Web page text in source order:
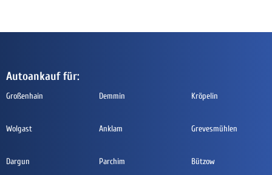
Autoankauf für:
Großenhain Demmin Kröpelin
Wolgast Anklam Grevesmühlen
Dargun Parchim Bützow